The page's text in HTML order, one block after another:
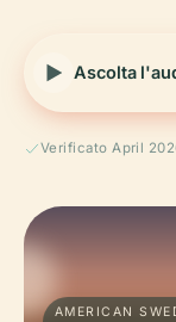
Ascolta
Verificato April
AMERICAN